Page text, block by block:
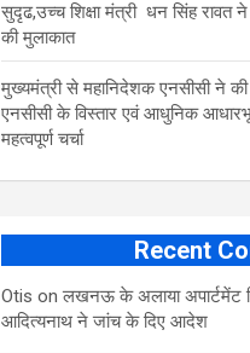
सुदृढ,उच्च शिक्षा मंत्री धन सिंह रावत
की मुलाकात
मुख्यमंत्री से महानिदेशक एनसीसी ने की
एनसीसी के विस्तार एवं आधुनिक
महत्वपूर्ण चर्चा
Recent
Otis onलखनऊ के अलाया अपार्टमेंट
आद‍ित्‍यनाथ ने जांच के द‍िए आदेश